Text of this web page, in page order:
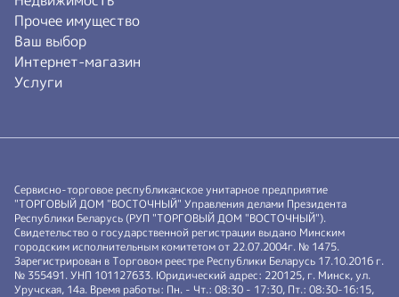
Прочее имущество
Ваш выбор
Интернет-магазин
Услуги
Сервисно-торговое республиканское унитарное предприятие
"ТОРГОВЫЙ ДОМ "ВОСТОЧНЫЙ" Управления делами Президента
Республики Беларусь (РУП "ТОРГОВЫЙ ДОМ "ВОСТОЧНЫЙ").
Свидетельство о государственной регистрации выдано Минским
городским исполнительным комитетом от 22.07.2004г. № 1475.
Зарегистрирован в Торговом реестре Республики Беларусь 17.10.2016 г.
№ 355491. УНП 101127633. Юридический адрес: 220125, г. Минск, ул.
Уручская, 14а. Время работы: Пн. - Чт.: 08:30 - 17:30, Пт.: 08:30-16:15,